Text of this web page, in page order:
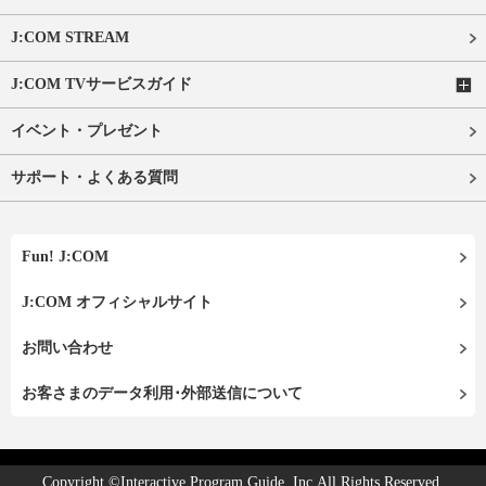
J:COM STREAM
J:COM TVサービスガイド
イベント・プレゼント
サポート・よくある質問
Fun! J:COM
J:COM オフィシャルサイト
お問い合わせ
お客さまのデータ利用･外部送信について
Copyright ©Interactive Program Guide, Inc.All Rights Reserved.